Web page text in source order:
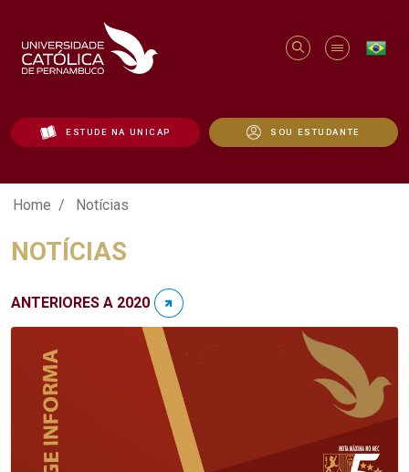
ESTUDE NA UNICAP SOU ESTUDANTE
Notícias - Unicap
Home Notícias
NOTÍCIAS
ANTERIORES A 2020